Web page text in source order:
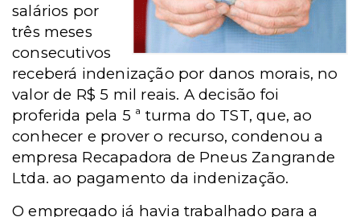
salários por
três meses
consecutivos
receberá indenização por danos morais, no
valor de R$ 5 mil reais. A decisão foi
proferida pela 5 ª turma do TST, que, ao
conhecer e prover o recurso, condenou a
empresa Recapadora de Pneus Zangrande
Ltda. ao pagamento da indenização.
O empregado já havia trabalhado para a